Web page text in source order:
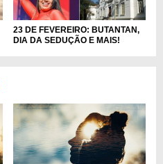
23 DE FEVEREIRO: BUTANTAN,
DIA DA SEDUÇÃO E MAIS!